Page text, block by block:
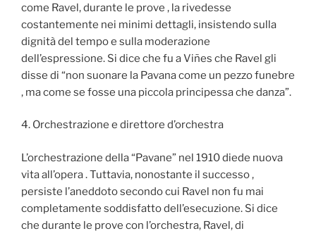
come Ravel, durante le prove , la rivedesse
costantemente nei minimi dettagli, insistendo sulla
dignità del tempo e sulla moderazione
dell’espressione. Si dice che fu a Viñes che Ravel gli
disse di “non suonare la Pavana come un pezzo funebre
, ma come se fosse una piccola principessa che danza”.
4. Orchestrazione e direttore d’orchestra
L’orchestrazione della “Pavane” nel 1910 diede nuova
vita all’opera . Tuttavia, nonostante il successo ,
persiste l’aneddoto secondo cui Ravel non fu mai
completamente soddisfatto dell’esecuzione. Si dice
che durante le prove con l’orchestra, Ravel, di